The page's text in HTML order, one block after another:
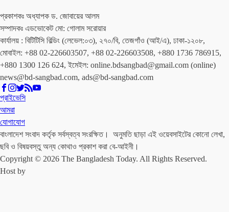
প্রকাশকঃ অধ্যাপক ড. জোবায়ের আলম
সম্পাদকঃ এডভোকেট মো: গোলাম সরোয়ার
কার্যালয় : বিটিটিসি বিল্ডিং (লেভেল:০৩), ২৭০/বি, তেজগাঁও (আই/এ), ঢাকা-১২০৮,
মোবাইল: +88 02-226603507, +88 02-226603508, +880 1736 786915,
+880 1300 126 624, ইমেইল: online.bdsangbad@gmail.com (online)
news@bd-sangbad.com, ads@bd-sangbad.com
প্রাইভেসি
আমরা
যোগাযোগ
বাংলাদেশ সংবাদ কর্তৃক সর্বস্বত্ব সংরক্ষিত। অনুমতি ছাড়া এই ওয়েবসাইটের কোনো লেখা,
ছবি ও বিষয়বস্তু অন্য কোথাও প্রকাশ করা বে-আইনী।
Copyright © 2026 The Bangladesh Today. All Rights Reserved.
Host by